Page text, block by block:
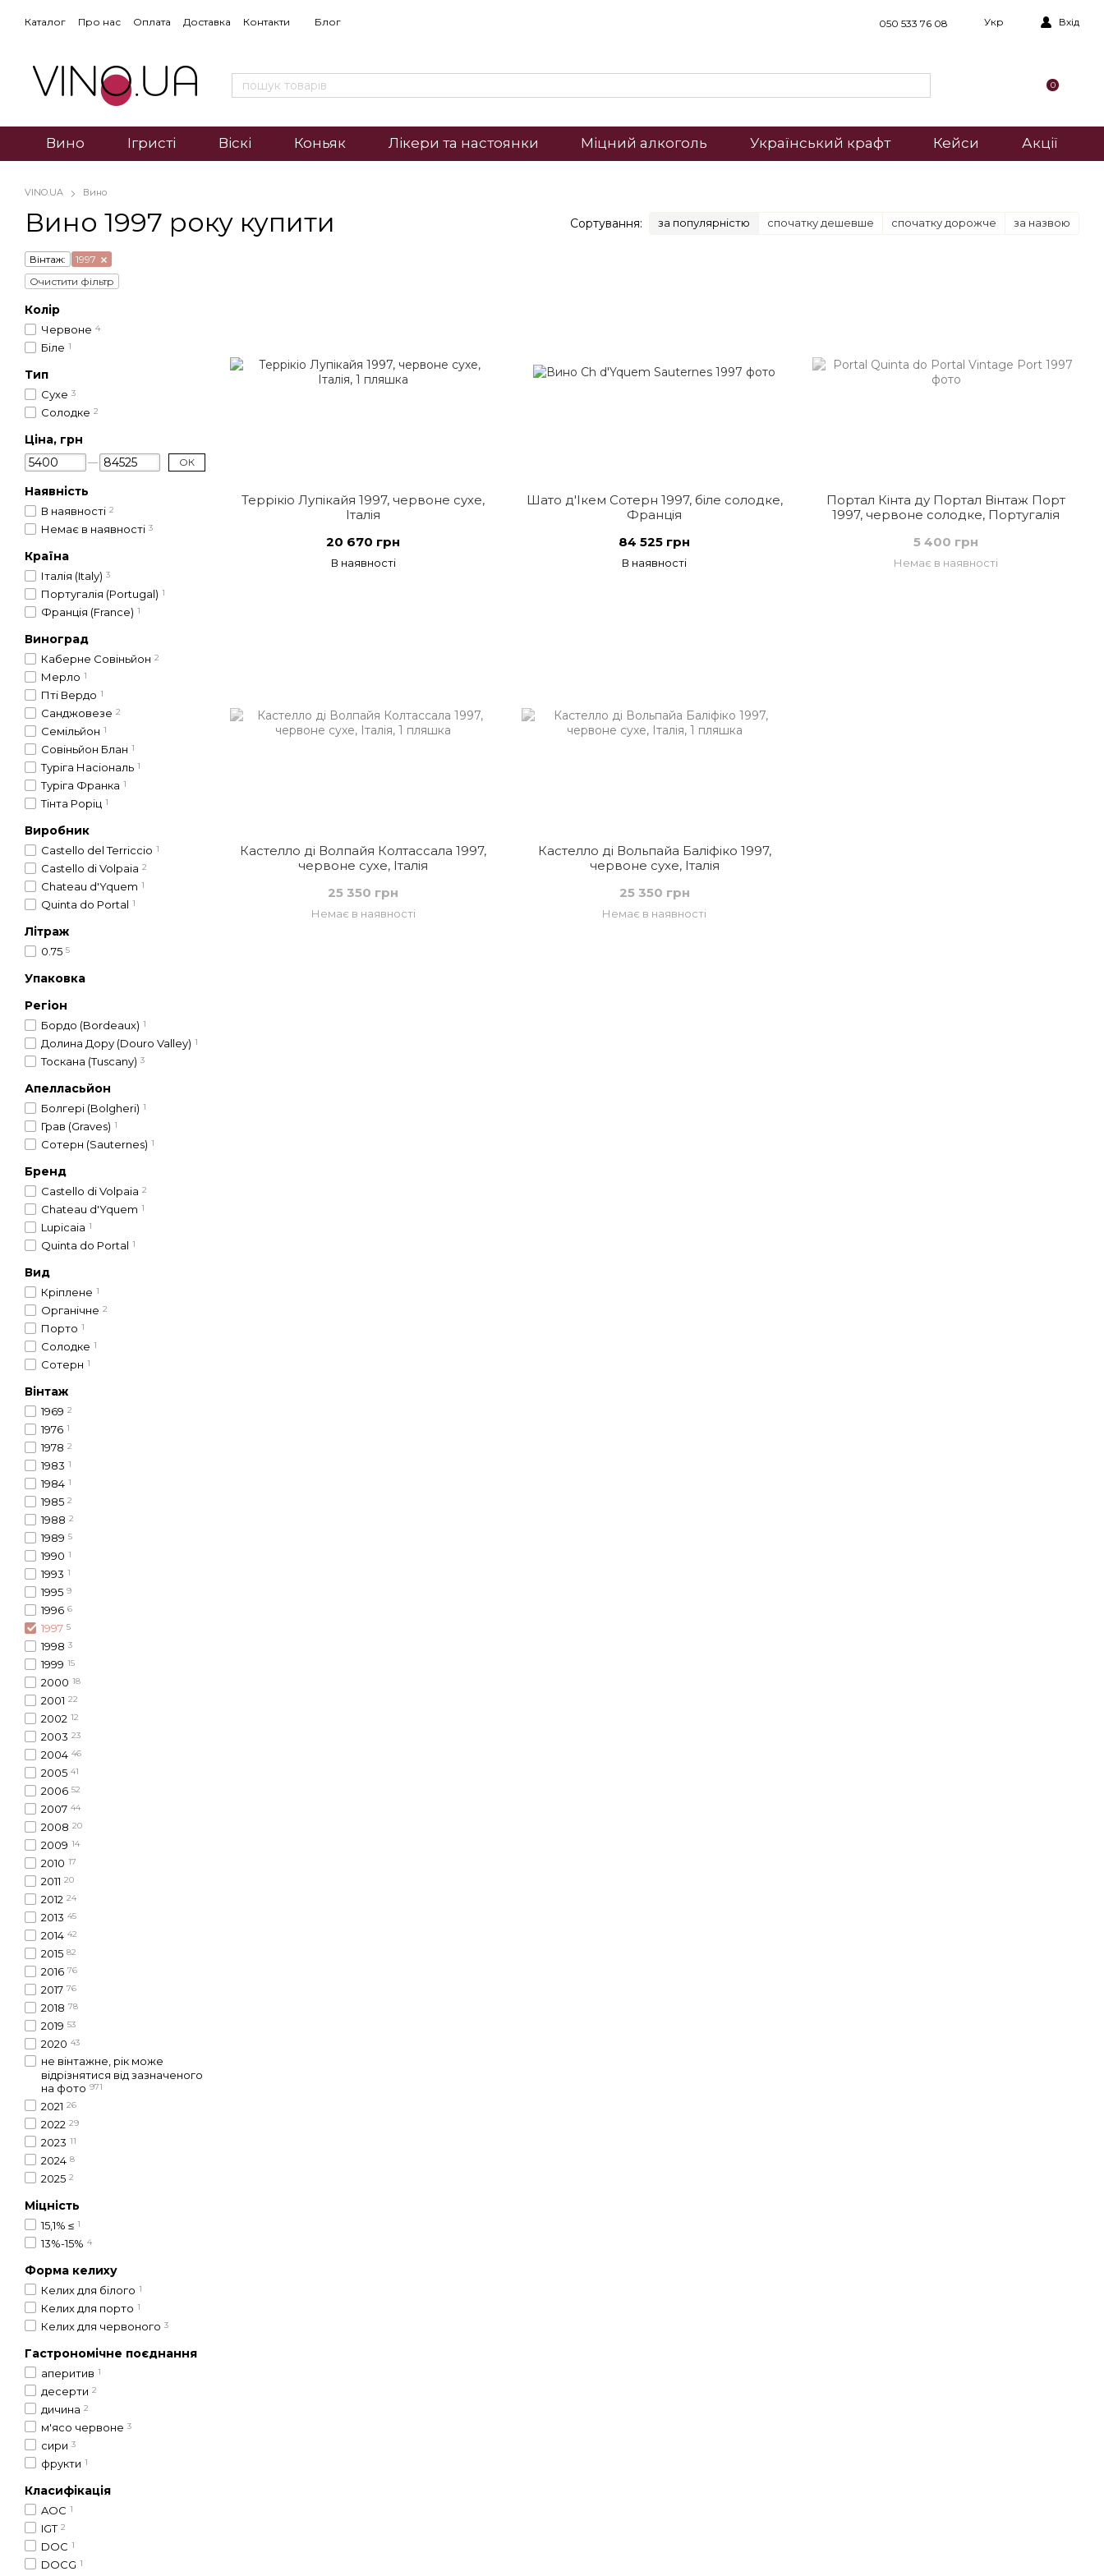
Каталог Про нас Оплата Доставка Контакти Блог 050 533 76 08 Укр Вхід
0
Вино Ігристі Віскі Коньяк Лікери та настоянки Міцний алкоголь Український крафт Кейси Акції
VINO.UA Вино
Вино 1997 року купити Сортування: за популярністю спочатку дешевше спочатку дорожче за назвою
Террікіо Лупікайя 1997, червоне сухе,
Італія
20 670 грн
В наявності
Шато д'Ікем Сотерн 1997, біле солодке,
Франція
84 525 грн
В наявності
Портал Кінта ду Портал Вінтаж Порт
1997, червоне солодке, Португалія
5 400 грн
Немає в наявності
Кастелло ді Волпайя Колтассала 1997,
червоне сухе, Італія
25 350 грн
Немає в наявності
Кастелло ді Вольпайа Баліфіко 1997,
червоне сухе, Італія
25 350 грн
Немає в наявності
Вінтаж:
1997
Очистити фільтр
Колір
Червоне 4
Біле 1
Тип
Сухе 3
Солодке 2
Ціна, грн
ОК
Наявність
В наявності 2
Немає в наявності 3
Країна
Італія (Italy) 3
Португалія (Portugal) 1
Франція (France) 1
Виноград
Каберне Совіньйон 2
Мерло 1
Пті Вердо 1
Санджовезе 2
Семільйон 1
Совіньйон Блан 1
Туріга Насіональ 1
Туріга Франка 1
Тінта Роріц 1
Виробник
Castello del Terriccio 1
Castello di Volpaia 2
Chateau d'Yquem 1
Quinta do Portal 1
Літраж
0.75 5
Упаковка
Регіон
Бордо (Bordeaux) 1
Долина Дору (Douro Valley) 1
Тоскана (Tuscany) 3
Апелласьйон
Болгері (Bolgheri) 1
Грав (Graves) 1
Сотерн (Sauternes) 1
Бренд
Castello di Volpaia 2
Chateau d'Yquem 1
Lupicaia 1
Quinta do Portal 1
Вид
Кріплене 1
Органічне 2
Порто 1
Солодке 1
Сотерн 1
Вінтаж
1969 2
1976 1
1978 2
1983 1
1984 1
1985 2
1988 2
1989 5
1990 1
1993 1
1995 9
1996 6
1997 5
1998 3
1999 15
2000 18
2001 22
2002 12
2003 23
2004 46
2005 41
2006 52
2007 44
2008 20
2009 14
2010 17
2011 20
2012 24
2013 45
2014 42
2015 82
2016 76
2017 76
2018 78
2019 53
2020 43
не вінтажне, рік може
відрізнятися від зазначеного
на фото 971
2021 26
2022 29
2023 11
2024 8
2025 2
Міцність
15,1% ≤ 1
13%-15% 4
Форма келиху
Келих для білого 1
Келих для порто 1
Келих для червоного 3
Гастрономічне поєднання
аперитив 1
десерти 2
дичина 2
м'ясо червоне 3
сири 3
фрукти 1
Класифікація
AOC 1
IGT 2
DOC 1
DOCG 1